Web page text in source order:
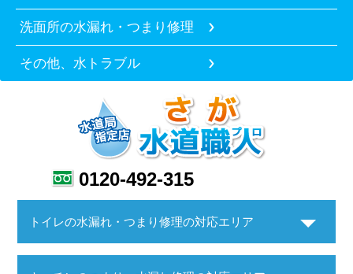
洗面所の水漏れ・つまり修理
その他、水トラブル
0120-492-315
トイレの水漏れ・つまり修理の対応エリア